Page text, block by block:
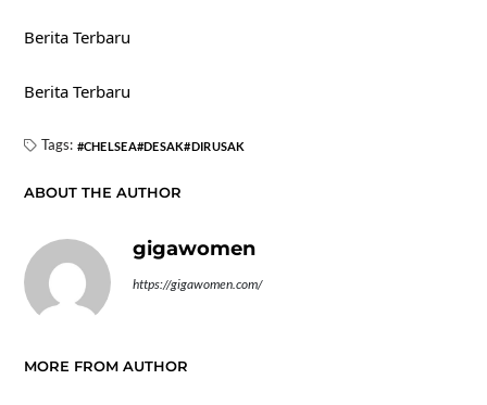
Berita Terbaru
Berita Terbaru
Tags: CHELSEA DESAK DIRUSAK
ABOUT THE AUTHOR
gigawomen
https://gigawomen.com/
MORE FROM AUTHOR